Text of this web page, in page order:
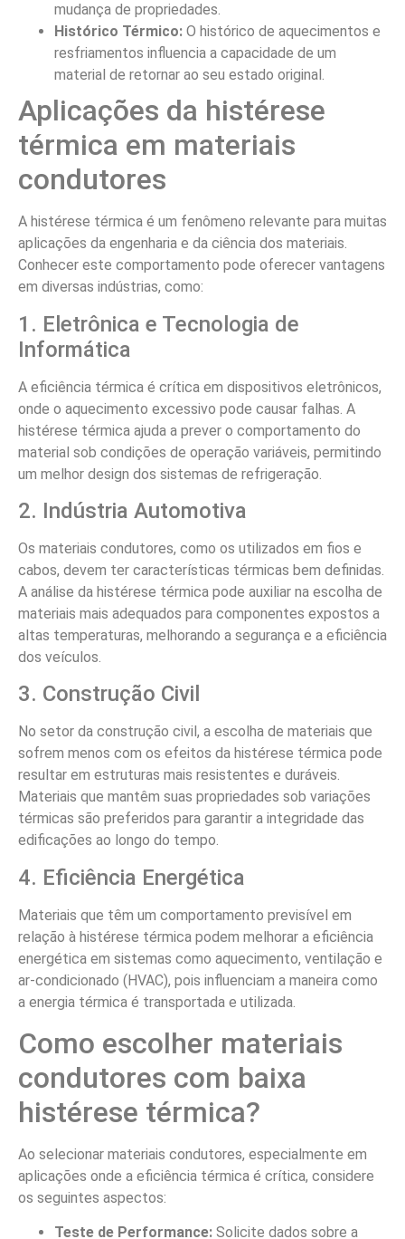
mudança de propriedades.
Histórico Térmico: O histórico de aquecimentos e
resfriamentos influencia a capacidade de um
material de retornar ao seu estado original.
Aplicações da histérese
térmica em materiais
condutores
A histérese térmica é um fenômeno relevante para muitas
aplicações da engenharia e da ciência dos materiais.
Conhecer este comportamento pode oferecer vantagens
em diversas indústrias, como:
1. Eletrônica e Tecnologia de
Informática
A eficiência térmica é crítica em dispositivos eletrônicos,
onde o aquecimento excessivo pode causar falhas. A
histérese térmica ajuda a prever o comportamento do
material sob condições de operação variáveis, permitindo
um melhor design dos sistemas de refrigeração.
2. Indústria Automotiva
Os materiais condutores, como os utilizados em fios e
cabos, devem ter características térmicas bem definidas.
A análise da histérese térmica pode auxiliar na escolha de
materiais mais adequados para componentes expostos a
altas temperaturas, melhorando a segurança e a eficiência
dos veículos.
3. Construção Civil
No setor da construção civil, a escolha de materiais que
sofrem menos com os efeitos da histérese térmica pode
resultar em estruturas mais resistentes e duráveis.
Materiais que mantêm suas propriedades sob variações
térmicas são preferidos para garantir a integridade das
edificações ao longo do tempo.
4. Eficiência Energética
Materiais que têm um comportamento previsível em
relação à histérese térmica podem melhorar a eficiência
energética em sistemas como aquecimento, ventilação e
ar-condicionado (HVAC), pois influenciam a maneira como
a energia térmica é transportada e utilizada.
Como escolher materiais
condutores com baixa
histérese térmica?
Ao selecionar materiais condutores, especialmente em
aplicações onde a eficiência térmica é crítica, considere
os seguintes aspectos:
Teste de Performance: Solicite dados sobre a